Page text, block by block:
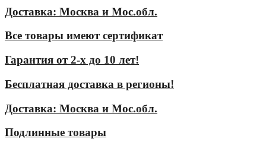
Доставка: Москва и Мос.обл.
Все товары имеют сертификат
Гарантия от 2-х до 10 лет!
Бесплатная доставка в регионы!
Доставка: Москва и Мос.обл.
Подлинные товары